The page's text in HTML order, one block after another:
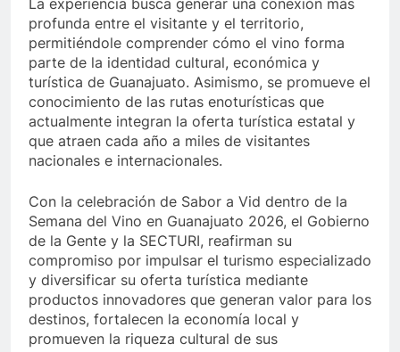
profunda entre el visitante y el territorio,
permitiéndole comprender cómo el vino forma
parte de la identidad cultural, económica y
turística de Guanajuato. Asimismo, se promueve el
conocimiento de las rutas enoturísticas que
actualmente integran la oferta turística estatal y
que atraen cada año a miles de visitantes
nacionales e internacionales.
Con la celebración de Sabor a Vid dentro de la
Semana del Vino en Guanajuato 2026, el Gobierno
de la Gente y la SECTURI, reafirman su
compromiso por impulsar el turismo especializado
y diversificar su oferta turística mediante
productos innovadores que generan valor para los
destinos, fortalecen la economía local y
promueven la riqueza cultural de sus